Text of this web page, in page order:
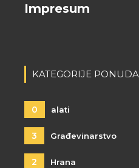
Impresum
KATEGORIJE PONUDA
0 alati
3 Građevinarstvo
2 Hrana